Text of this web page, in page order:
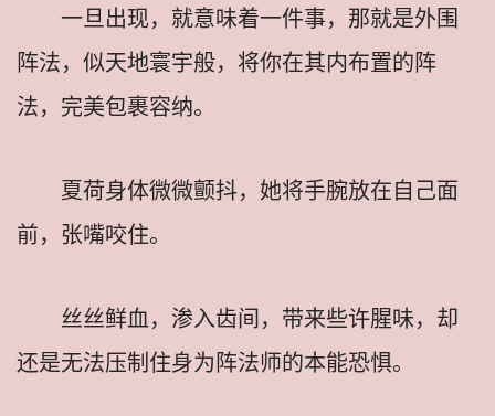
一旦出现，就意味着一件事，那就是外围
阵法，似天地寰宇般，将你在其内布置的阵
法，完美包裹容纳。
夏荷身体微微颤抖，她将手腕放在自己面
前，张嘴咬住。
丝丝鲜血，渗入齿间，带来些许腥味，却
还是无法压制住身为阵法师的本能恐惧。